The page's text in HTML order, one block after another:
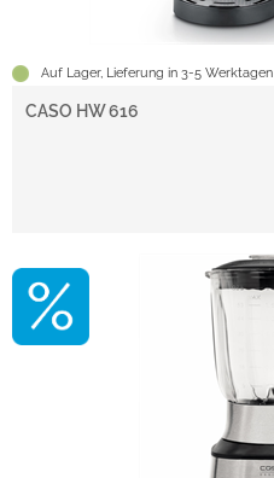
Auf Lager, Lieferung in 3-5 Werktagen
CASO HW 616